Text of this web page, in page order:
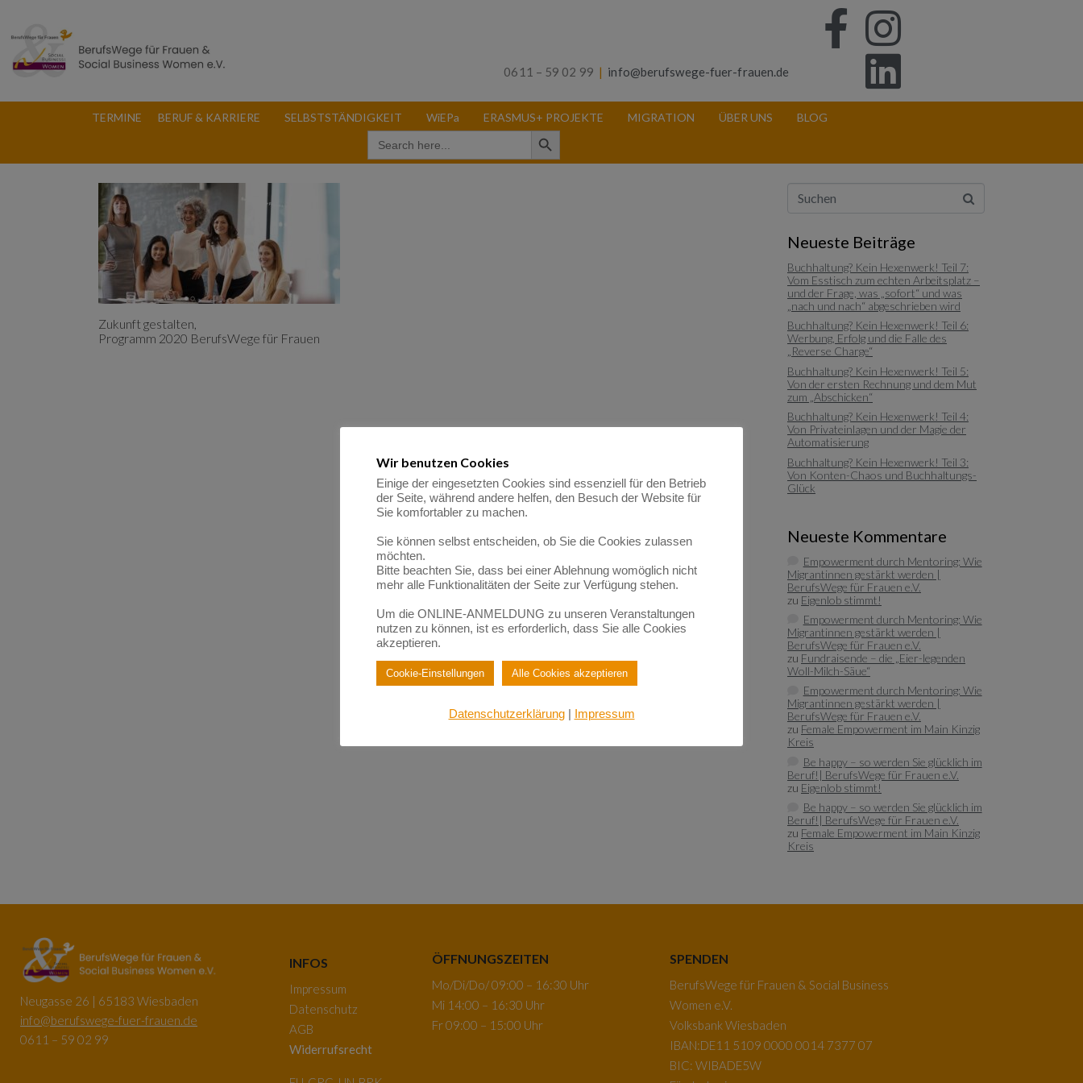
0611 – 59 02 99 | info@berufswege-fuer-frauen.de
TERMINE BERUF & KARRIERE SELBSTSTÄNDIGKEIT WiEPa ERASMUS+ PROJEKTE MIGRATION ÜBER UNS BLOG
Search
for:
Search Button
Zukunft gestalten,
Programm 2020 BerufsWege für Frauen
Neueste Beiträge
Buchhaltung? Kein Hexenwerk! Teil 7:
Vom Esstisch zum echten Arbeitsplatz –
und der Frage, was „sofort“ und was
„nach und nach“ abgeschrieben wird
Buchhaltung? Kein Hexenwerk! Teil 6:
Werbung, Erfolg und die Falle des
„Reverse Charge“
Buchhaltung? Kein Hexenwerk! Teil 5:
Von der ersten Rechnung und dem Mut
zum „Abschicken“
Buchhaltung? Kein Hexenwerk! Teil 4:
Von Privateinlagen und der Magie der
Automatisierung
Buchhaltung? Kein Hexenwerk! Teil 3:
Von Konten-Chaos und Buchhaltungs-
Glück
Neueste Kommentare
Empowerment durch Mentoring: Wie
Migrantinnen gestärkt werden |
BerufsWege für Frauen e.V.
zu Eigenlob stimmt!
Empowerment durch Mentoring: Wie
Migrantinnen gestärkt werden |
BerufsWege für Frauen e.V.
zu Fundraisende – die „Eier-legenden
Woll-Milch-Säue“
Empowerment durch Mentoring: Wie
Migrantinnen gestärkt werden |
BerufsWege für Frauen e.V.
zu Female Empowerment im Main Kinzig
Kreis
Be happy – so werden Sie glücklich im
Beruf!| BerufsWege für Frauen e.V.
zu Eigenlob stimmt!
Be happy – so werden Sie glücklich im
Beruf!| BerufsWege für Frauen e.V.
zu Female Empowerment im Main Kinzig
Kreis
Neugasse 26 | 65183 Wiesbaden
info@berufswege-fuer-frauen.de
0611 – 59 02 99
INFOS
Impressum
Datenschutz
AGB
Widerrufsrecht
ÖFFNUNGSZEITEN
Mo/Di/Do/ 09:00 – 16:30 Uhr
Mi 14:00 – 16:30 Uhr
Fr 09:00 – 15:00 Uhr
SPENDEN
BerufsWege für Frauen & Social Business
Women e.V.
Volksbank Wiesbaden
IBAN:DE11 5109 0000 0014 7377 07
BIC: WIBADE5W
Wir benutzen Cookies
Einige der eingesetzten Cookies sind essenziell für den Betrieb
der Seite, während andere helfen, den Besuch der Website für
Sie komfortabler zu machen.
Sie können selbst entscheiden, ob Sie die Cookies zulassen
möchten.
Bitte beachten Sie, dass bei einer Ablehnung womöglich nicht
mehr alle Funktionalitäten der Seite zur Verfügung stehen.
Um die ONLINE-ANMELDUNG zu unseren Veranstaltungen
nutzen zu können, ist es erforderlich, dass Sie alle Cookies
akzeptieren.
Cookie-Einstellungen Alle Cookies akzeptieren
Datenschutzerklärung| Impressum